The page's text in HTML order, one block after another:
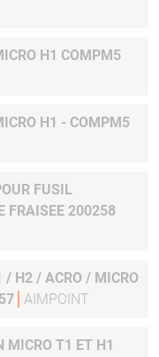
CALE D'EPAISSEUR 30MM MICRO H1 COMPM5
H1 - COMPM5
FUSIL
FRAISEE 200258
AIMPOINT
MICRO T1 ET H1